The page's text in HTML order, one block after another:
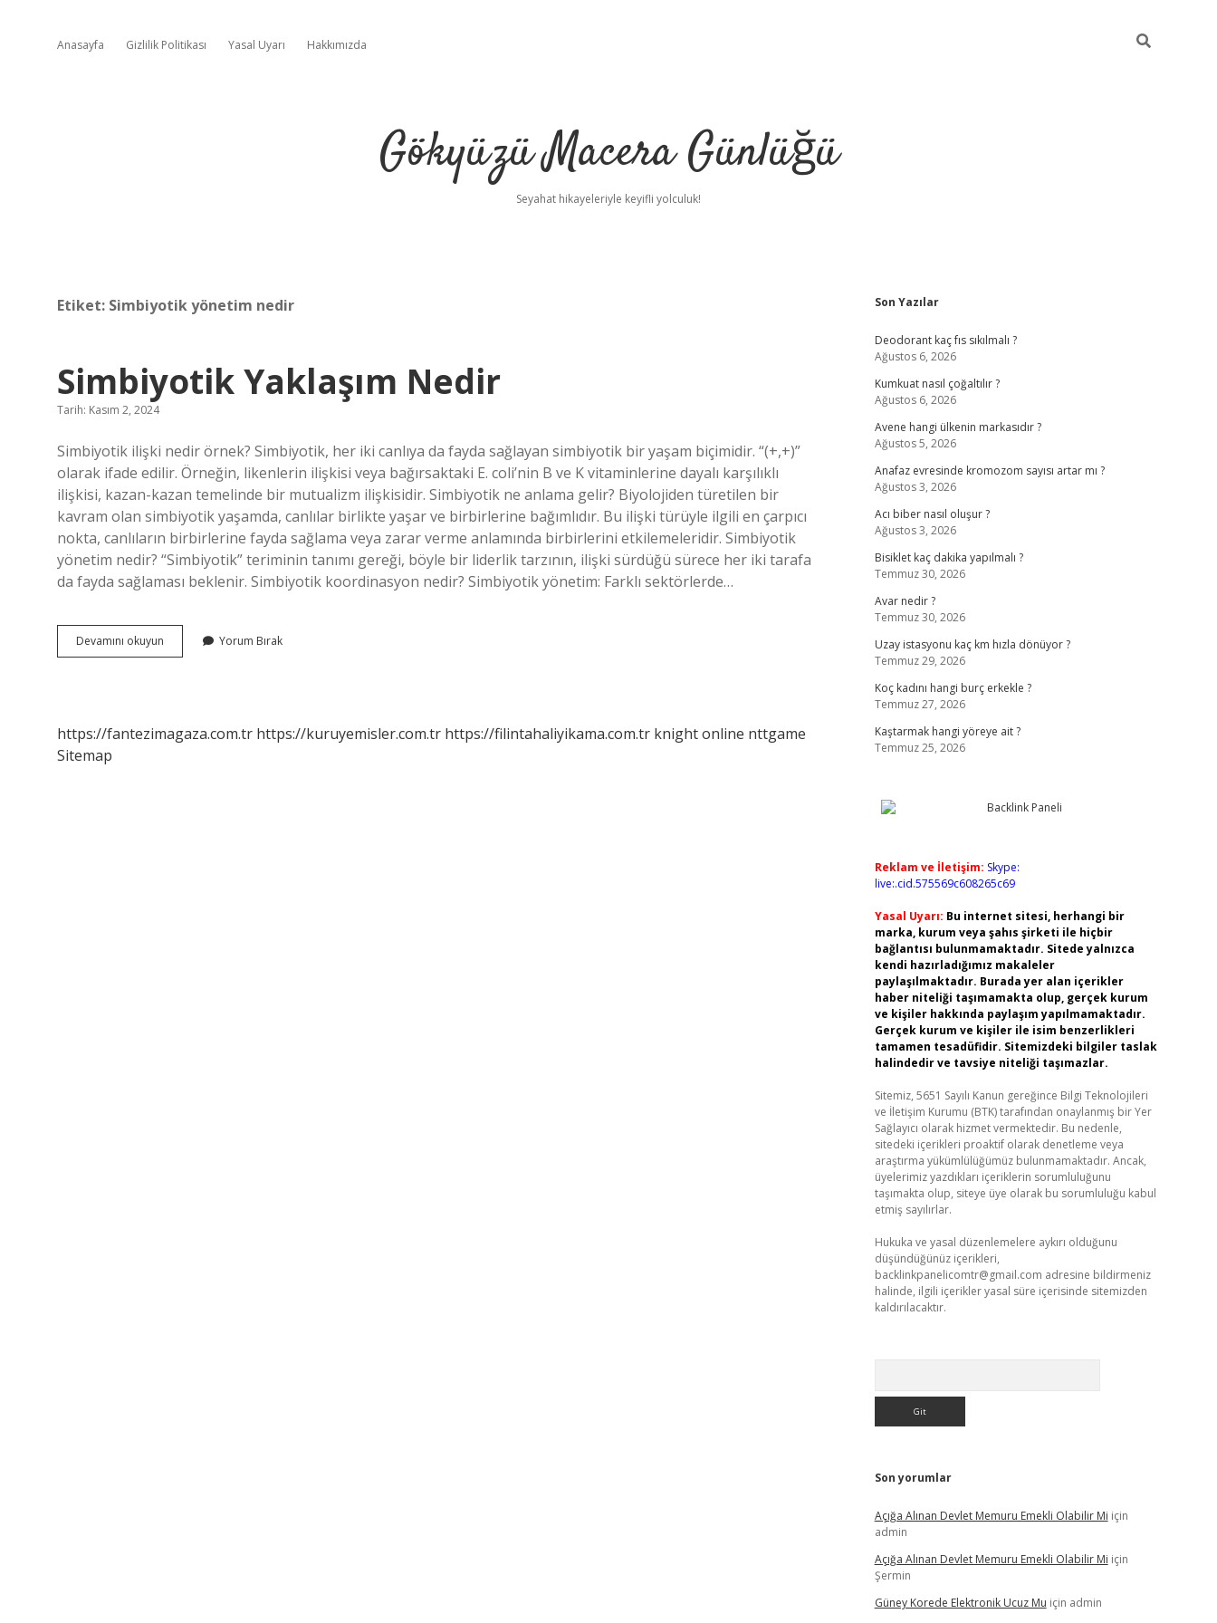
Anasayfa Gizlilik Politikası Yasal Uyarı Hakkımızda
Gökyüzü Macera Günlüğü
Seyahat hikayeleriyle keyifli yolculuk!
Etiket: Simbiyotik yönetim nedir
Simbiyotik Yaklaşım Nedir
Tarih: Kasım 2, 2024
Simbiyotik ilişki nedir örnek? Simbiyotik, her iki canlıya da fayda sağlayan simbiyotik bir yaşam biçimidir. “(+,+)”
olarak ifade edilir. Örneğin, likenlerin ilişkisi veya bağırsaktaki E. coli’nin B ve K vitaminlerine dayalı karşılıklı
ilişkisi, kazan-kazan temelinde bir mutualizm ilişkisidir. Simbiyotik ne anlama gelir? Biyolojiden türetilen bir
kavram olan simbiyotik yaşamda, canlılar birlikte yaşar ve birbirlerine bağımlıdır. Bu ilişki türüyle ilgili en çarpıcı
nokta, canlıların birbirlerine fayda sağlama veya zarar verme anlamında birbirlerini etkilemeleridir. Simbiyotik
yönetim nedir? “Simbiyotik” teriminin tanımı gereği, böyle bir liderlik tarzının, ilişki sürdüğü sürece her iki tarafa
da fayda sağlaması beklenir. Simbiyotik koordinasyon nedir? Simbiyotik yönetim: Farklı sektörlerde…
Devamını okuyun Simbiyotik
Yaklaşım
Yorum Bırak
https://fantezimagaza.com.tr https://kuruyemisler.com.tr https://filintahaliyikama.com.tr knight online nttgame
Sitemap
Sidebar
Son Yazılar
Deodorant kaç fıs sıkılmalı ?
Ağustos 6, 2026
Kumkuat nasıl çoğaltılır ?
Ağustos 6, 2026
Avene hangi ülkenin markasıdır ?
Ağustos 5, 2026
Anafaz evresinde kromozom sayısı artar mı ?
Ağustos 3, 2026
Acı biber nasıl oluşur ?
Ağustos 3, 2026
Bisiklet kaç dakika yapılmalı ?
Temmuz 30, 2026
Avar nedir ?
Temmuz 30, 2026
Uzay istasyonu kaç km hızla dönüyor ?
Temmuz 29, 2026
Koç kadını hangi burç erkekle ?
Temmuz 27, 2026
Kaştarmak hangi yöreye ait ?
Temmuz 25, 2026
Reklam ve İletişim: Skype:
live:.cid.575569c608265c69
Yasal Uyarı: Bu internet sitesi, herhangi bir
marka, kurum veya şahıs şirketi ile hiçbir
bağlantısı bulunmamaktadır. Sitede yalnızca
kendi hazırladığımız makaleler
paylaşılmaktadır. Burada yer alan içerikler
haber niteliği taşımamakta olup, gerçek kurum
ve kişiler hakkında paylaşım yapılmamaktadır.
Gerçek kurum ve kişiler ile isim benzerlikleri
tamamen tesadüfidir. Sitemizdeki bilgiler taslak
halindedir ve tavsiye niteliği taşımazlar.
Sitemiz, 5651 Sayılı Kanun gereğince Bilgi Teknolojileri
ve İletişim Kurumu (BTK) tarafından onaylanmış bir Yer
Sağlayıcı olarak hizmet vermektedir. Bu nedenle,
sitedeki içerikleri proaktif olarak denetleme veya
araştırma yükümlülüğümüz bulunmamaktadır. Ancak,
üyelerimiz yazdıkları içeriklerin sorumluluğunu
taşımakta olup, siteye üye olarak bu sorumluluğu kabul
etmiş sayılırlar.
Hukuka ve yasal düzenlemelere aykırı olduğunu
düşündüğünüz içerikleri,
backlinkpanelicomtr@gmail.com adresine bildirmeniz
halinde, ilgili içerikler yasal süre içerisinde sitemizden
kaldırılacaktır.
Son yorumlar
Açığa Alınan Devlet Memuru Emekli Olabilir Mi için
admin
Açığa Alınan Devlet Memuru Emekli Olabilir Mi için
Şermin
Güney Korede Elektronik Ucuz Mu için admin